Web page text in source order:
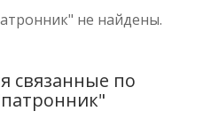
не найдены.
связанные по